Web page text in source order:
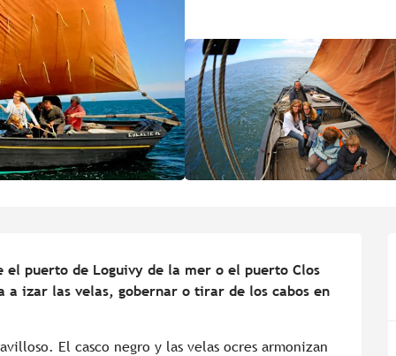
puerto de Loguivy de la mer o el puerto Clos
a izar las velas, gobernar o tirar de los cabos en
El casco negro y las velas ocres armonizan